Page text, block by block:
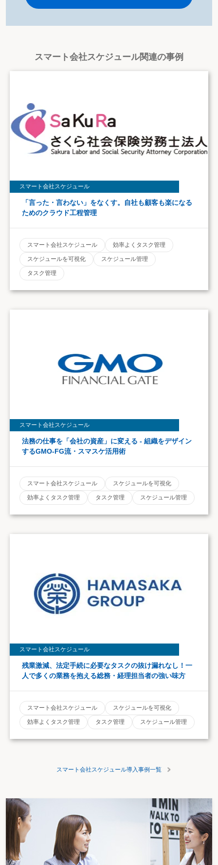
スマート会社スケジュール関連の事例
スマート会社スケジュール
「言った・言わない」をなくす。自社も顧客も楽になる
ためのクラウド工程管理
スマート会社スケジュール 効率よくタスク管理
スケジュールを可視化 スケジュール管理
タスク管理
スマート会社スケジュール
法務の仕事を「会社の資産」に変える - 組織をデザイン
するGMO-FG流・スマスケ活用術
スマート会社スケジュール スケジュールを可視化
効率よくタスク管理 タスク管理 スケジュール管理
スマート会社スケジュール
残業激減、法定手続に必要なタスクの抜け漏れなし！一
人で多くの業務を抱える総務・経理担当者の強い味方
スマート会社スケジュール スケジュールを可視化
効率よくタスク管理 タスク管理 スケジュール管理
スマート会社スケジュール導入事例一覧